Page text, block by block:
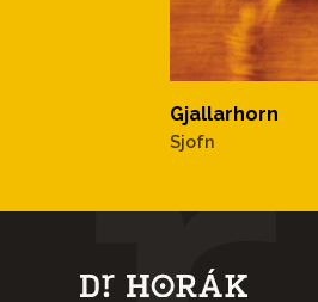
Gjallarhorn
Sjofn